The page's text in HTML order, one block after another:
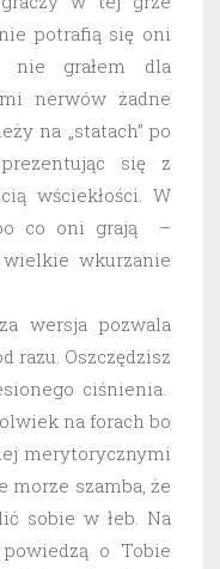
potrafią się oni
nie grałem dla
nerwów żadne
na „statach” po
się z
wściekłości. W
co oni grają –
wkurzanie
wersja pozwala
razu. Oszczędzisz
ciśnienia.
na forach bo
merytorycznymi
morze szamba, że
sobie w łeb. Na
o Tobie